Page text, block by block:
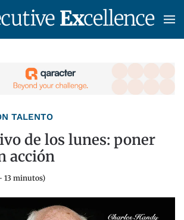
TALENTO
de los lunes: poner
acción
13 minutos)